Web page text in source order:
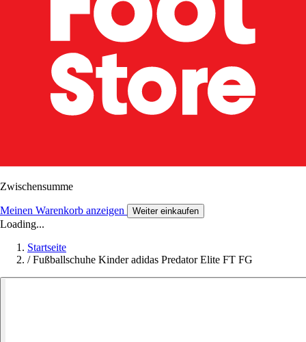
Zwischensumme
Meinen Warenkorb anzeigen Weiter einkaufen
Loading...
Startseite
/ Fußballschuhe Kinder adidas Predator Elite FT FG